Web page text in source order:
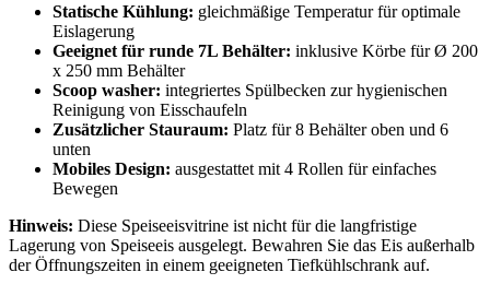
Statische Kühlung: gleichmäßige Temperatur für optimale
Eislagerung
Geeignet für runde 7L Behälter: inklusive Körbe für Ø 200
x 250 mm Behälter
Scoop washer: integriertes Spülbecken zur hygienischen
Reinigung von Eisschaufeln
Zusätzlicher Stauraum: Platz für 8 Behälter oben und 6
unten
Mobiles Design: ausgestattet mit 4 Rollen für einfaches
Bewegen
Hinweis: Diese Speiseeisvitrine ist nicht für die langfristige
Lagerung von Speiseeis ausgelegt. Bewahren Sie das Eis außerhalb
der Öffnungszeiten in einem geeigneten Tiefkühlschrank auf.